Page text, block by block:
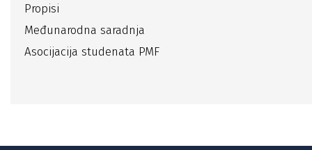
Propisi
Međunarodna saradnja
Asocijacija studenata PMF